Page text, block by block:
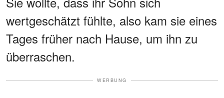
wertgeschätzt fühlte, also kam sie eines
Tages früher nach Hause, um ihn zu
überraschen.
WERBUNG